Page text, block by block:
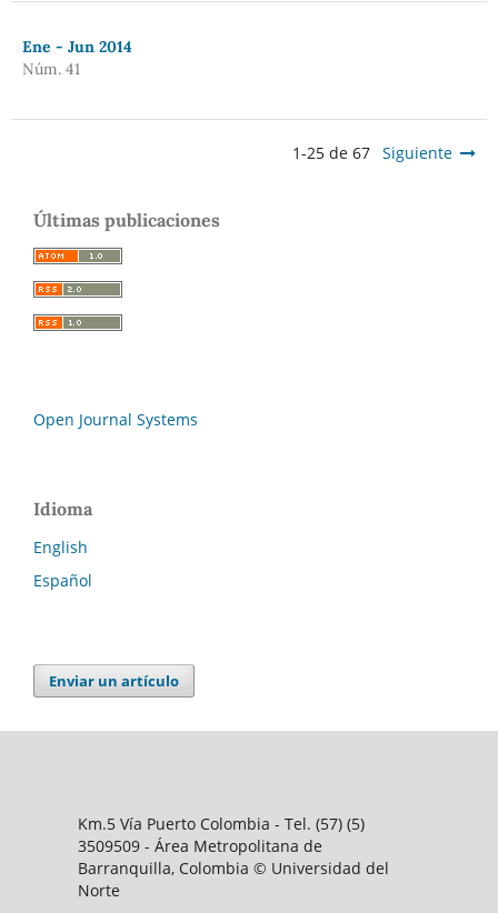
Ene - Jun 2014
Núm. 41
1-25 de 67 Siguiente
Últimas publicaciones
Open Journal Systems
Idioma
English
Español
Enviar un artículo
Km.5 Vía Puerto Colombia - Tel. (57) (5)
3509509 - Área Metropolitana de
Barranquilla, Colombia © Universidad del
Norte